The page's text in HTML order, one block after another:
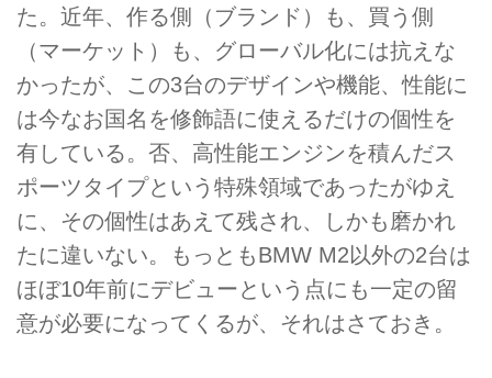
た。近年、作る側（ブランド）も、買う側
（マーケット）も、グローバル化には抗えな
かったが、この3台のデザインや機能、性能に
は今なお国名を修飾語に使えるだけの個性を
有している。否、高性能エンジンを積んだス
ポーツタイプという特殊領域であったがゆえ
に、その個性はあえて残され、しかも磨かれ
たに違いない。もっともBMW M2以外の2台は
ほぼ10年前にデビューという点にも一定の留
意が必要になってくるが、それはさておき。